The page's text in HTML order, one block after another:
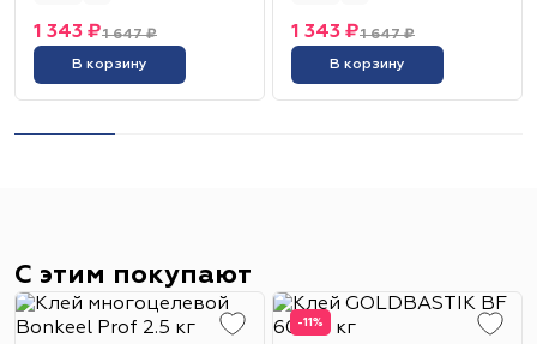
1 647 ₽
1 343 ₽
В корзину
1 647 ₽
1 343 ₽
В корзину
С этим покупают
-11%